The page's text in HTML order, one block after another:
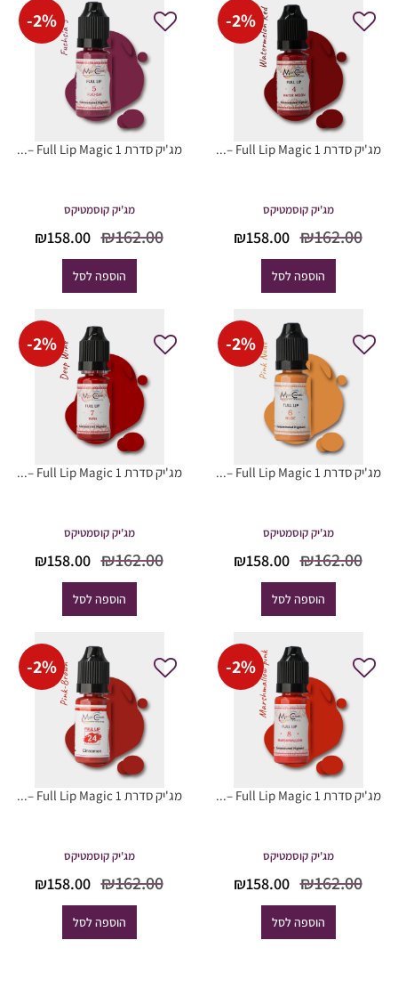
-2%
מג'יק סדרת Full Lip Magic 1 –...
מג'יק קוסמטיקס
₪162.00
המחיר
היה:
₪162.00.
₪158.00
הוספה לסל
-2%
מג'יק סדרת Full Lip Magic 1 –...
מג'יק קוסמטיקס
₪162.00
המחיר
היה:
₪162.00.
₪158.00
הוספה לסל
-2%
מג'יק סדרת Full Lip Magic 1 –...
מג'יק קוסמטיקס
₪162.00
המחיר
היה:
₪162.00.
₪158.00
הוספה לסל
-2%
מג'יק סדרת Full Lip Magic 1 –...
מג'יק קוסמטיקס
₪162.00
המחיר
היה:
₪162.00.
₪158.00
הוספה לסל
-2%
מג'יק סדרת Full Lip Magic 1 –...
מג'יק קוסמטיקס
₪162.00
המחיר
היה:
₪162.00.
₪158.00
הוספה לסל
-2%
מג'יק סדרת Full Lip Magic 1 –...
מג'יק קוסמטיקס
₪162.00
המחיר
היה:
₪162.00.
₪158.00
הוספה לסל